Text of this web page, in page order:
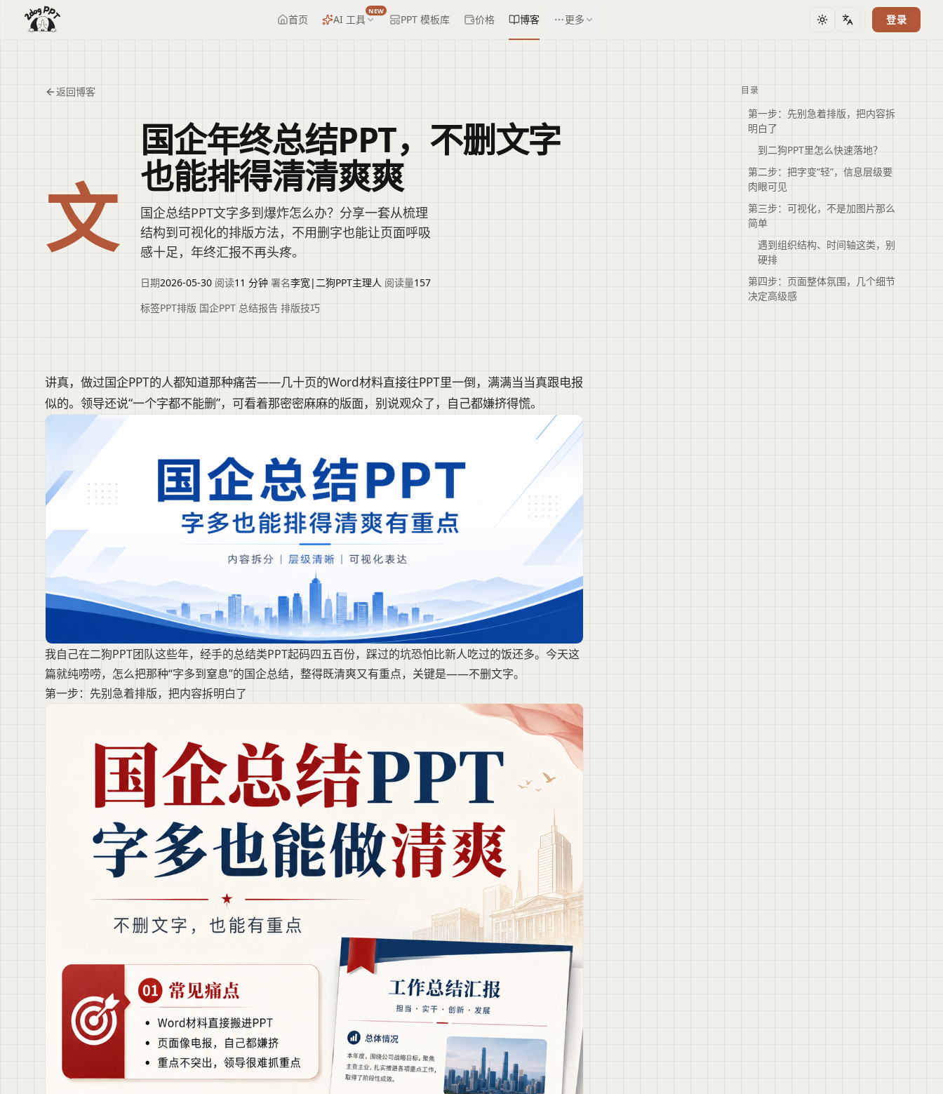
首页 AI 工具
NEW
PPT 模板库 价格 博客 更多 主题 语言 登录
返回博客
文
国企年终总结PPT，不删文字
也能排得清清爽爽
国企总结PPT文字多到爆炸怎么办？分享一套从梳理
结构到可视化的排版方法，不用删字也能让页面呼吸
感十足，年终汇报不再头疼。
日期2026-05-30 阅读11 分钟 署名李宽|二狗PPT主理人 阅读量157
标签PPT排版 国企PPT 总结报告 排版技巧
讲真，做过国企PPT的人都知道那种痛苦——几十页的Word材料直接往PPT里一倒，满满当当真跟电报
似的。领导还说“一个字都不能删”，可看着那密密麻麻的版面，别说观众了，自己都嫌挤得慌。
我自己在二狗PPT团队这些年，经手的总结类PPT起码四五百份，踩过的坑恐怕比新人吃过的饭还多。今天这
篇就纯唠唠，怎么把那种“字多到窒息”的国企总结，整得既清爽又有重点，关键是——不删文字。
第一步：先别急着排版，把内容拆明白了
目录
第一步：先别急着排版，把内容拆
明白了
到二狗PPT里怎么快速落地？
第二步：把字变“轻”，信息层级要
肉眼可见
第三步：可视化，不是加图片那么
简单
遇到组织结构、时间轴这类，别
硬排
第四步：页面整体氛围，几个细节
决定高级感